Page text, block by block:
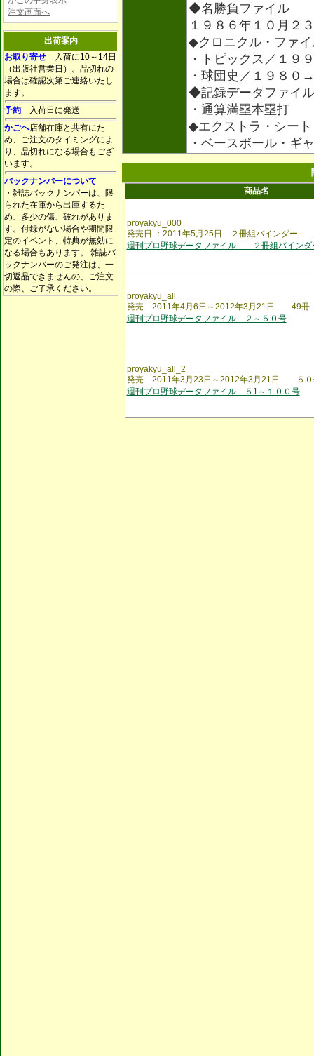
注文画面へ
出荷案内
お取り寄せ 入荷に10～14日
（出版社営業日）。品切れの
場合は確認次第ご連絡いたし
ます。
予約 入荷日に発送
かごへ店舗在庫と共有にた
め、ご注文のタイミングによ
り、品切れになる場合もござ
います。
バックナンバーについて
・雑誌バックナンバーは、限
られた在庫から出庫するた
め、多少の傷、破れがありま
す。付録がない場合や期間限
定のイベント、特典が無効に
なる場合もあります。 雑誌バ
ックナンバーのご発注は、一
切返品できませんの、ご注文
の際、ご了承ください。
◆名勝負ファイル
１９８６年１０月２
◆クロニクル・ファ
・トピックス／１９
・球団史／１９８０
◆記録データファイル
・通算満塁本塁打
◆エクストラ・シート
・ベースボール・ギ
商品名
proyakyu_000
発売日 ：2011年5月25日 ２冊組バインダー
週刊プロ野球データファイル ２冊組バインダ
proyakyu_all
発売 2011年4月6日～2012年3月21日 49冊
週刊プロ野球データファイル ２～５０号
proyakyu_all_2
発売 2011年3月23日～2012年3月21日 ５０
週刊プロ野球データファイル ５1～１００号